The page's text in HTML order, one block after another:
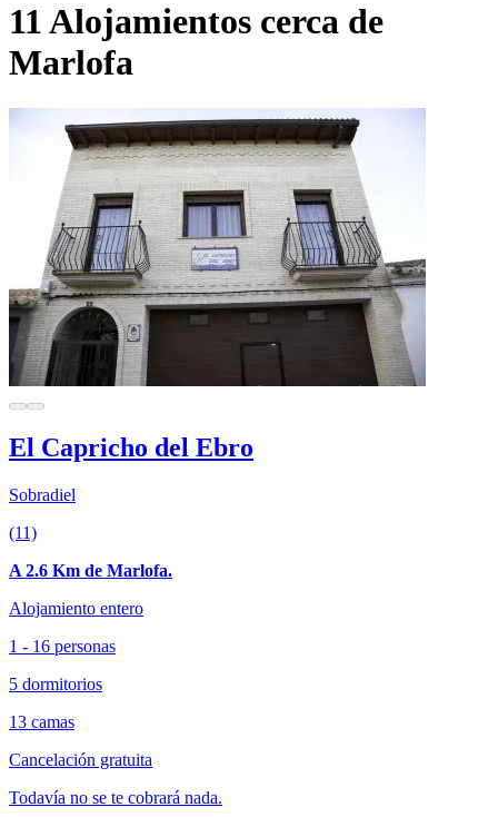
11 Alojamientos cerca de
Marlofa
El Capricho del Ebro
Sobradiel
(11)
A 2.6 Km de Marlofa.
Alojamiento entero
1 - 16 personas
5 dormitorios
13 camas
Cancelación gratuita
Todavía no se te cobrará nada.